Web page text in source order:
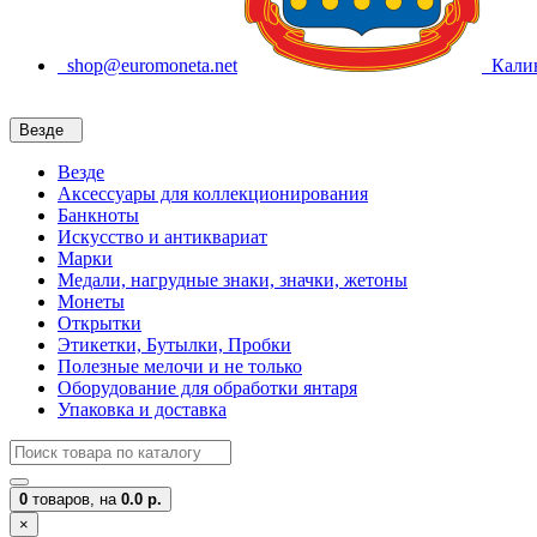
shop@euromoneta.net
Везде
Везде
Аксессуары для коллекционирования
Банкноты
Искусство и антиквариат
Марки
Медали, нагрудные знаки, значки, жетоны
Монеты
Открытки
Этикетки, Бутылки, Пробки
Полезные мелочи и не только
Оборудование для обработки янтаря
Упаковка и доставка
0 товаров, на 0.0 р.
×